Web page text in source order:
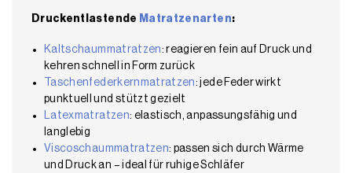
Druckentlastende Matratzenarten:
Kaltschaummatratzen: reagieren fein auf Druck und
kehren schnell in Form zurück
Taschenfederkernmatratzen: jede Feder wirkt
punktuell und stützt gezielt
Latexmatratzen: elastisch, anpassungsfähig und
langlebig
Viscoschaummatratzen: passen sich durch Wärme
und Druck an – ideal für ruhige Schläfer